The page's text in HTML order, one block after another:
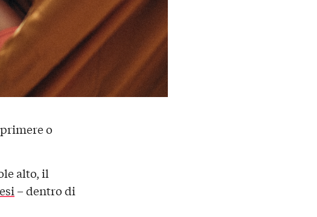
o
alto, il
– dentro di